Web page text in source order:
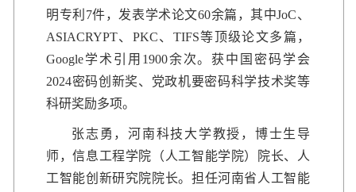
明专利7件，发表学术论文60余篇，其中JoC、
ASIACRYPT、PKC、TIFS等顶级论文多篇，
Google学术引用1900余次。获中国密码学会
2024密码创新奖、党政机要密码科学技术奖等
科研奖励多项。
张志勇，河南科技大学教授，博士生导
师，信息工程学院（人工智能学院）院长、人
工智能创新研究院院长。担任河南省人工智能